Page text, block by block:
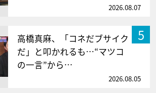
2026.08.07
5
高橋真麻、「コネだブサイク
だ」と叩かれるも…“マツコ
の一言”から…
2026.08.05